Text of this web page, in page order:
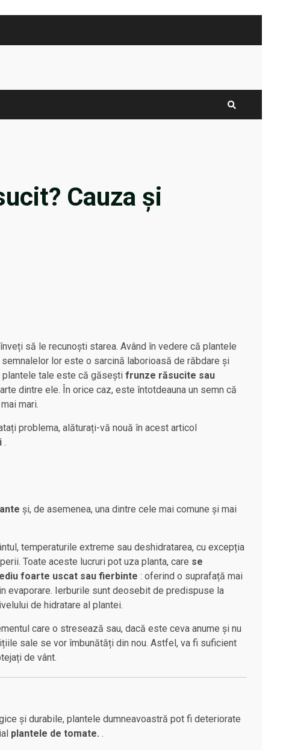
Cauza și
să le recunoști starea. Având în vedere că plantele
lor este o sarcină laborioasă de răbdare și
plantele tale este că găsești frunze răsucite sau
dintre ele. În orice caz, este întotdeauna un semn că
mari.
problema, alăturați-vă nouă în acest articol
.
și, de asemenea, una dintre cele mai comune și mai
temperaturile extreme sau deshidratarea, cu excepția
Toate aceste lucruri pot uza planta, care se
foarte uscat sau fierbinte : oferind o suprafață mai
evaporare. Ierburile sunt deosebit de predispuse la
de hidratare al plantei.
care o stresează sau, dacă este ceva anume și nu
sale se vor îmbunătăți din nou. Astfel, va fi suficient
de vânt.
și durabile, plantele dumneavoastră pot fi deteriorate
plantele de tomate. .